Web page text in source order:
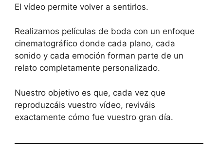
El vídeo permite volver a sentirlos.
Realizamos películas de boda con un enfoque
cinematográfico donde cada plano, cada
sonido y cada emoción forman parte de un
relato completamente personalizado.
Nuestro objetivo es que, cada vez que
reproduzcáis vuestro vídeo, reviváis
exactamente cómo fue vuestro gran día.